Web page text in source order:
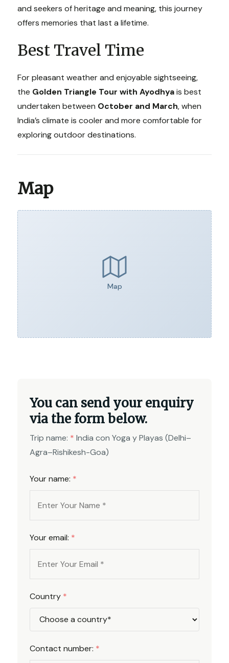
and seekers of heritage and meaning, this journey
offers memories that last a lifetime.
Best Travel Time
For pleasant weather and enjoyable sightseeing,
the Golden Triangle Tour with Ayodhyais best
undertaken between October and March, when
India’s climate is cooler and more comfortable for
exploring outdoor destinations.
Map
Map
You can send your enquiry
via the form below.
Trip name: * India con Yoga y Playas (Delhi–
Agra–Rishikesh-Goa)
Your name: *
Your email: *
Country *
Contact number: *